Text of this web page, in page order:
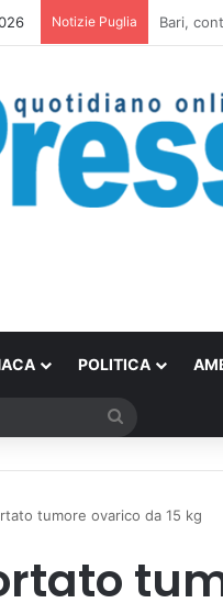
Notizie Puglia Scontro
POLITICA
tumore ovarico da 15 kg